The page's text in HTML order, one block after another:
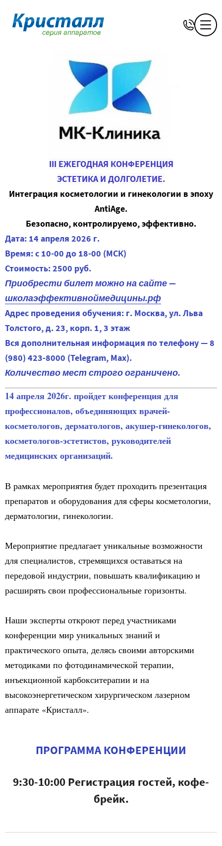
III ЕЖЕГОДНАЯ КОНФЕРЕНЦИЯ
ЭСТЕТИКА И ДОЛГОЛЕТИЕ.
Интеграция косметологии и гинекологии в эпоху
AntiAge.
Безопасно, контролируемо, эффективно.
Дата: 14 апреля 2026 г.
Время: с 10-00 до 18-00 (МСК)
Стоимость: 2500 руб.
Приобрести билет можно на сайте —
школаэффективноймедицины.рф
Адрес проведения обучения: г. Москва, ул. Льва
Толстого, д. 23, корп. 1, 3 этаж
Вся дополнительная информация по телефону — 8
(980) 423-8000 (Telegram, Max).
Количество мест строго ограничено.
14 апреля 2026г. пройдет конференция для
профессионалов, объединяющих врачей-
косметологов, дерматологов, акушер-гинекологов,
косметологов-эстетистов, руководителей
медицинских организаций.
В рамках мероприятия будет проходить презентация
препаратов и оборудования для сферы косметологии,
дерматологии, гинекологии.
Мероприятие предлагает уникальные возможности
для специалистов, стремящихся оставаться на
передовой индустрии, повышать квалификацию и
расширять свои профессиональные горизонты.
Наши эксперты откроют перед участниками
конференции мир уникальных знаний и
практического опыта, делясь своими авторскими
методиками по фотодинамической терапии,
инъекционной карбокситерапии и на
высокоэнергетическом хирургическом лазерном
аппарате «Кристалл».
ПРОГРАММА КОНФЕРЕНЦИИ
9:30-10:00 Регистрация гостей, кофе-
брейк.